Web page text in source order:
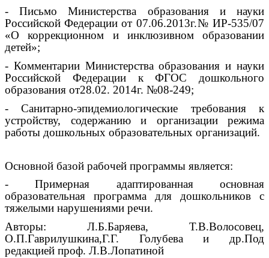
- Письмо Министерства образования и науки
Российской Федерации от 07.06.2013г.№ ИР-535/07
«О коррекционном и инклюзивном образовании
детей»;
- Комментарии Министерства образования и науки
Российской Федерации к ФГОС дошкольного
образования от28.02. 2014г. №08-249;
- Санитарно-эпидемиологические требования к
устройству, содержанию и организации режима
работы дошкольных образовательных организаций.
Основной базой рабочей программы является:
- Примерная адаптированная основная
образовательная программа для дошкольников с
тяжелыми нарушениями речи.
Авторы: Л.Б.Баряева, Т.В.Волосовец,
О.П.Гаврилушкина,Г.Г. Голубева и др.Под
редакцией проф. Л.В.Лопатиной